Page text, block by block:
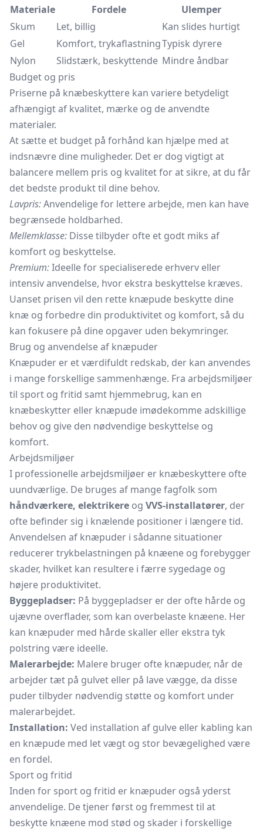
Materiale
Fordele
Ulemper
Skum
Let, billig
Kan slides hurtigt
Gel
Komfort, trykaflastningTypisk dyrere
Nylon
Slidstærk, beskyttende Mindre åndbar
Budget og pris
Priserne på knæbeskyttere kan variere betydeligt
afhængigt af kvalitet, mærke og de anvendte
materialer.
At sætte et budget på forhånd kan hjælpe med at
indsnævre dine muligheder. Det er dog vigtigt at
balancere mellem pris og kvalitet for at sikre, at du får
det bedste produkt til dine behov.
Lavpris:Anvendelige for lettere arbejde, men kan have
begrænsede holdbarhed.
Mellemklasse: Disse tilbyder ofte et godt miks af
komfort og beskyttelse.
Premium:Ideelle for specialiserede erhverv eller
intensiv anvendelse, hvor ekstra beskyttelse kræves.
Uanset prisen vil den rette knæpude beskytte dine
knæ og forbedre din produktivitet og komfort, så du
kan fokusere på dine opgaver uden bekymringer.
Brug og anvendelse af knæpuder
Knæpuder er et værdifuldt redskab, der kan anvendes
i mange forskellige sammenhænge. Fra arbejdsmiljøer
til sport og fritid samt hjemmebrug, kan en
knæbeskytter eller knæpude imødekomme adskillige
behov og give den nødvendige beskyttelse og
komfort.
Arbejdsmiljøer
I professionelle arbejdsmiljøer er knæbeskyttere ofte
uundværlige. De bruges af mange fagfolk som
håndværkere, elektrikere og VVS-installatører, der
ofte befinder sig i knælende positioner i længere tid.
Anvendelsen af knæpuder i sådanne situationer
reducerer trykbelastningen på knæene og forebygger
skader, hvilket kan resultere i færre sygedage og
højere produktivitet.
Byggepladser: På byggepladser er der ofte hårde og
ujævne overflader, som kan overbelaste knæene. Her
kan knæpuder med hårde skaller eller ekstra tyk
polstring være ideelle.
Malerarbejde: Malere bruger ofte knæpuder, når de
arbejder tæt på gulvet eller på lave vægge, da disse
puder tilbyder nødvendig støtte og komfort under
malerarbejdet.
Installation: Ved installation af gulve eller kabling kan
en knæpude med let vægt og stor bevægelighed være
en fordel.
Sport og fritid
Inden for sport og fritid er knæpuder også yderst
anvendelige. De tjener først og fremmest til at
beskytte knæene mod stød og skader i forskellige